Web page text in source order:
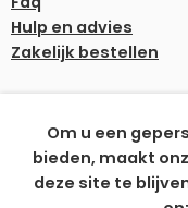
Hulp en advies
Zakelijk bestellen
Om u een
bieden, maakt
deze site te